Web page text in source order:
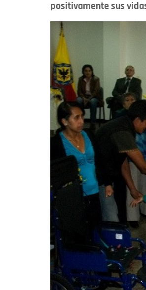
positivamente sus